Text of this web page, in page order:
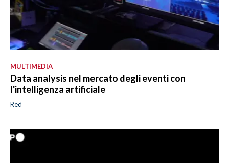
MULTIMEDIA
Data analysis nel mercato degli eventi con
l'intelligenza artificiale
Red